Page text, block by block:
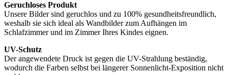
Geruchloses Produkt
Unsere Bilder sind geruchlos und zu 100% gesundheitsfreundlich,
weshalb sie sich ideal als Wandbilder zum Aufhängen im
Schlafzimmer und im Zimmer Ihres Kindes eignen.
UV-Schutz
Der angewendete Druck ist gegen die UV-Strahlung beständig,
wodurch die Farben selbst bei längerer Sonnenlicht-Exposition nicht